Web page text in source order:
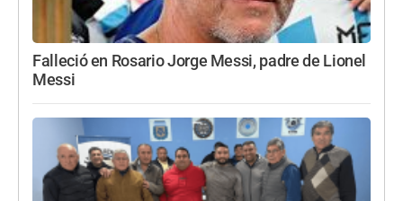
Falleció en Rosario Jorge Messi, padre de Lionel
Messi